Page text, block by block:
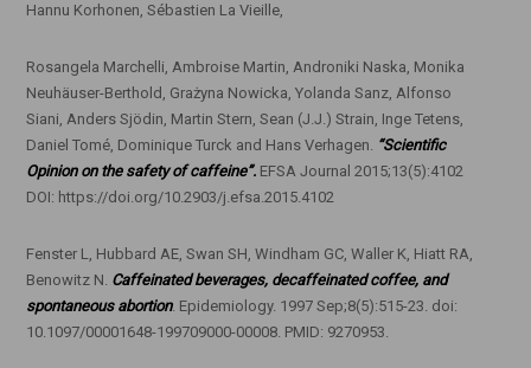
Hannu Korhonen, Sébastien La Vieille,
Rosangela Marchelli, Ambroise Martin, Androniki Naska, Monika
Neuhäuser-Berthold, Grażyna Nowicka, Yolanda Sanz, Alfonso
Siani, Anders Sjödin, Martin Stern, Sean (J.J.) Strain, Inge Tetens,
Daniel Tomé, Dominique Turck and Hans Verhagen. “Scientific
Opinion on the safety of caffeine”.EFSA Journal 2015;13(5):4102
DOI: https://doi.org/10.2903/j.efsa.2015.4102
Fenster L, Hubbard AE, Swan SH, Windham GC, Waller K, Hiatt RA,
Benowitz N. Caffeinated beverages, decaffeinated coffee, and
spontaneous abortion. Epidemiology. 1997 Sep;8(5):515-23. doi:
10.1097/00001648-199709000-00008. PMID: 9270953.